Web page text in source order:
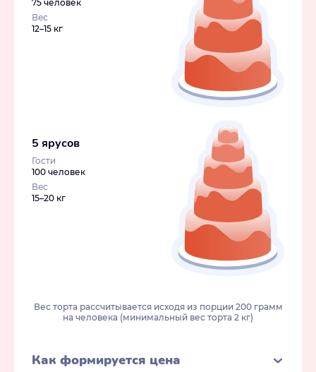
75 человек
Вес
12–15 кг
5 ярусов
Гости
100 человек
Вес
15–20 кг
Вес торта рассчитывается исходя из порции 200 грамм
на человека (минимальный вес торта 2 кг)
Как формируется цена